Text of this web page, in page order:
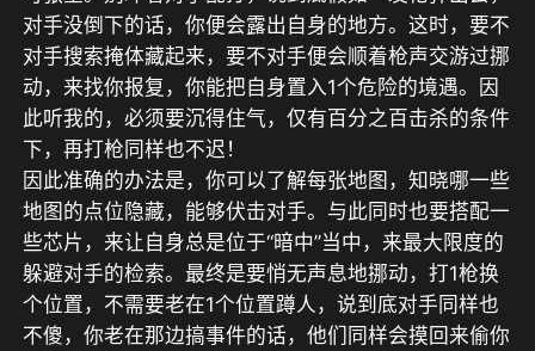
对手没倒下的话，你便会露出自身的地方。这时，要不
对手搜索掩体藏起来，要不对手便会顺着枪声交游过挪
动，来找你报复，你能把自身置入1个危险的境遇。因
此听我的，必须要沉得住气，仅有百分之百击杀的条件
下，再打枪同样也不迟！
因此准确的办法是，你可以了解每张地图，知晓哪一些
地图的点位隐藏，能够伏击对手。与此同时也要搭配一
些芯片，来让自身总是位于“暗中”当中，来最大限度的
躲避对手的检索。最终是要悄无声息地挪动，打1枪换
个位置，不需要老在1个位置蹲人，说到底对手同样也
不傻，你老在那边搞事件的话，他们同样会摸回来偷你